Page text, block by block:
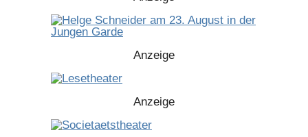
Anzeige
Anzeige